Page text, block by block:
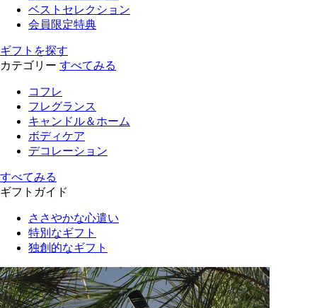
ベストセレクション
会員限定特典
ギフトを探す
カテゴリー すべてみる
コフレ
フレグランス
キャンドル＆ホーム
ボディケア
デコレーション
すべてみる
ギフトガイド
ささやかな心遣い
特別なギフト
独創的なギフト